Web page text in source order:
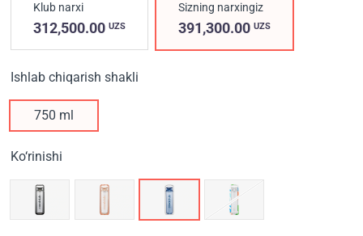
Klub narxi
312,500.00 UZS
Sizning narxingiz
391,300.00UZS
Ishlab chiqarish shakli
750 ml
Ko‘rinishi